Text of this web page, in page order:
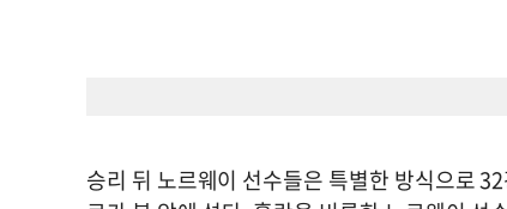
승리 뒤 노르웨이 선수들은 특별한 방식으로